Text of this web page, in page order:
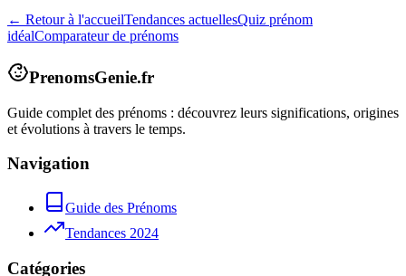
← Retour à l'accueilTendances actuellesQuiz prénom
idéalComparateur de prénoms
PrenomsGenie.fr
Guide complet des prénoms : découvrez leurs significations, origines
et évolutions à travers le temps.
Navigation
Guide des Prénoms
Tendances 2024
Catégories